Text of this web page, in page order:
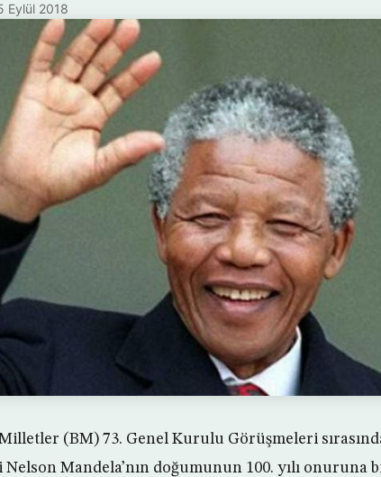
Eylül 2018
(BM) 73. Genel Kurulu Görüşmeleri
Mandela’nın doğumunun 100. yılı onuruna